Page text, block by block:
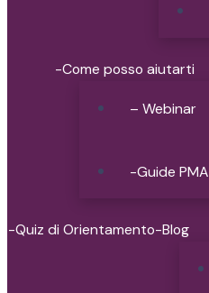
-Come posso aiutarti
– Webinar
-Guide PMA
-Quiz di Orientamento-Blog